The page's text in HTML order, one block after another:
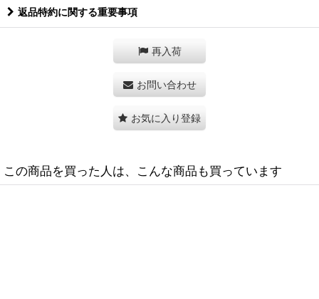
返品特約に関する重要事項
再入荷
お問い合わせ
お気に入り登録
この商品を買った人は、こんな商品も買っています